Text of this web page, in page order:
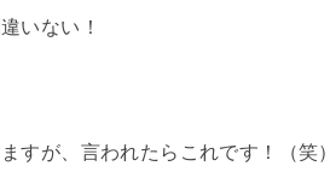
いない！
すが、言われたらこれです！（笑）